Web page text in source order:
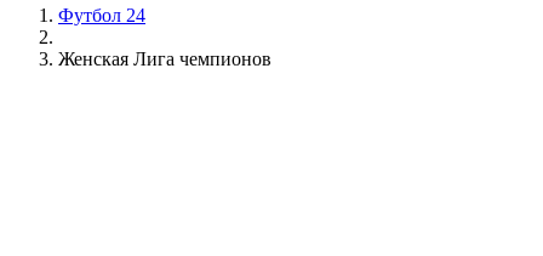
Футбол 24
Женская Лига чемпионов